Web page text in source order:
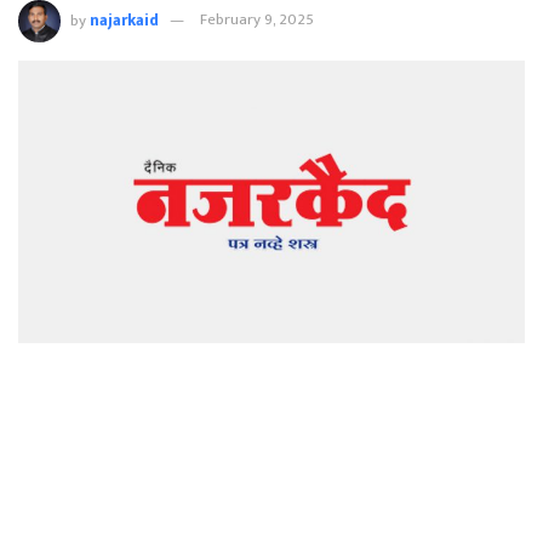
bynajarkaid February 9, 2025